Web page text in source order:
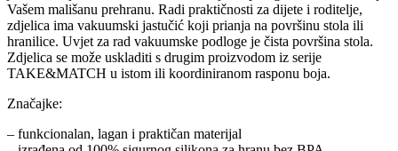
Vašem mališanu prehranu. Radi praktičnosti za dijete i roditelje,
zdjelica ima vakuumski jastučić koji prianja na površinu stola ili
hranilice. Uvjet za rad vakuumske podloge je čista površina stola.
Zdjelica se može uskladiti s drugim proizvodom iz serije
TAKE&MATCH u istom ili koordiniranom rasponu boja.
Značajke:
– funkcionalan, lagan i praktičan materijal